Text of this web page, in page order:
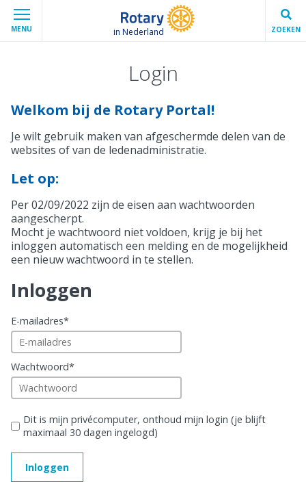
MENU in Nederland ZOEKEN
Login
Welkom bij de Rotary Portal!
Je wilt gebruik maken van afgeschermde delen van de
websites of van de ledenadministratie.
Let op:
Per 02/09/2022 zijn de eisen aan wachtwoorden
aangescherpt.
Mocht je wachtwoord niet voldoen, krijg je bij het
inloggen automatisch een melding en de mogelijkheid
een nieuw wachtwoord in te stellen.
Inloggen
E-mailadres*
Wachtwoord*
Dit is mijn privécomputer, onthoud mijn login (je blijft
maximaal 30 dagen ingelogd)